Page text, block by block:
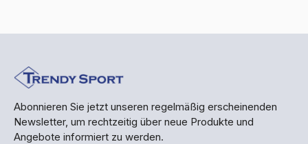
Abonnieren Sie jetzt unseren regelmäßig erscheinenden
Newsletter, um rechtzeitig über neue Produkte und
Angebote informiert zu werden.